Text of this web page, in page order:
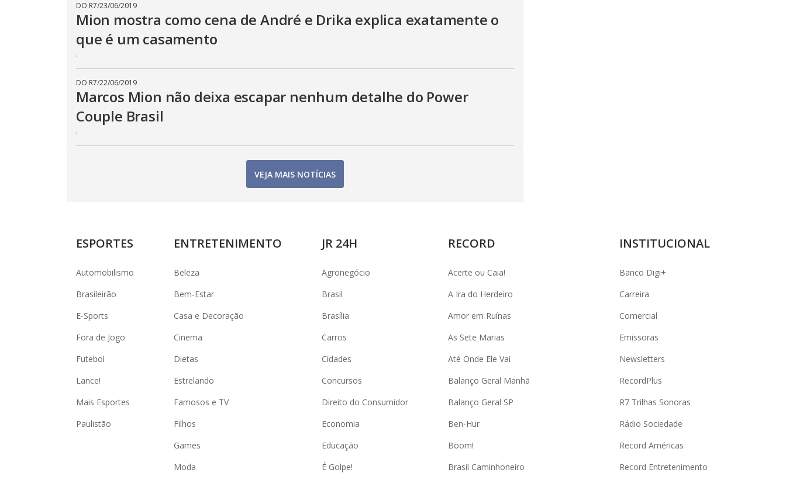
DO R7/23/06/2019
Mion mostra como cena de André e Drika explica exatamente o
que é um casamento
.
DO R7/22/06/2019
Marcos Mion não deixa escapar nenhum detalhe do Power
Couple Brasil
.
VEJA MAIS NOTÍCIAS
ESPORTES
Automobilismo
Brasileirão
E-Sports
Fora de Jogo
Futebol
Lance!
Mais Esportes
Paulistão
ENTRETENIMENTO
Beleza
Bem-Estar
Casa e Decoração
Cinema
Dietas
Estrelando
Famosos e TV
Filhos
Games
Moda
JR 24H
Agronegócio
Brasil
Brasília
Carros
Cidades
Concursos
Direito do Consumidor
Economia
Educação
É Golpe!
RECORD
Acerte ou Caia!
A Ira do Herdeiro
Amor em Ruínas
As Sete Marias
Até Onde Ele Vai
Balanço Geral Manhã
Balanço Geral SP
Ben-Hur
Boom!
Brasil Caminhoneiro
INSTITUCIONAL
Banco Digi+
Carreira
Comercial
Emissoras
Newsletters
RecordPlus
R7 Trilhas Sonoras
Rádio Sociedade
Record Américas
Record Entretenimento